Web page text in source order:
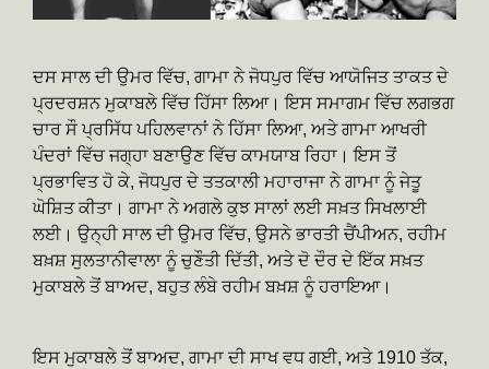
ਦਸ ਸਾਲ ਦੀ ਉਮਰ ਵਿੱਚ, ਗਾਮਾ ਨੇ ਜੋਧਪੁਰ ਵਿੱਚ ਆਯੋਜਿਤ ਤਾਕਤ ਦੇ
ਪ੍ਰਦਰਸ਼ਨ ਮੁਕਾਬਲੇ ਵਿੱਚ ਹਿੱਸਾ ਲਿਆ। ਇਸ ਸਮਾਗਮ ਵਿੱਚ ਲਗਭਗ
ਚਾਰ ਸੌ ਪ੍ਰਸਿੱਧ ਪਹਿਲਵਾਨਾਂ ਨੇ ਹਿੱਸਾ ਲਿਆ, ਅਤੇ ਗਾਮਾ ਆਖਰੀ
ਪੰਦਰਾਂ ਵਿੱਚ ਜਗ੍ਹਾ ਬਣਾਉਣ ਵਿੱਚ ਕਾਮਯਾਬ ਰਿਹਾ। ਇਸ ਤੋਂ
ਪ੍ਰਭਾਵਿਤ ਹੋ ਕੇ, ਜੋਧਪੁਰ ਦੇ ਤਤਕਾਲੀ ਮਹਾਰਾਜਾ ਨੇ ਗਾਮਾ ਨੂੰ ਜੇਤੂ
ਘੋਸ਼ਿਤ ਕੀਤਾ। ਗਾਮਾ ਨੇ ਅਗਲੇ ਕੁਝ ਸਾਲਾਂ ਲਈ ਸਖ਼ਤ ਸਿਖਲਾਈ
ਲਈ। ਉਨ੍ਹੀ ਸਾਲ ਦੀ ਉਮਰ ਵਿੱਚ, ਉਸਨੇ ਭਾਰਤੀ ਚੈਂਪੀਅਨ, ਰਹੀਮ
ਬਖ਼ਸ਼ ਸੁਲਤਾਨੀਵਾਲਾ ਨੂੰ ਚੁਣੌਤੀ ਦਿੱਤੀ, ਅਤੇ ਦੋ ਦੌਰ ਦੇ ਇੱਕ ਸਖ਼ਤ
ਮੁਕਾਬਲੇ ਤੋਂ ਬਾਅਦ, ਬਹੁਤ ਲੰਬੇ ਰਹੀਮ ਬਖ਼ਸ਼ ਨੂੰ ਹਰਾਇਆ।
ਇਸ ਮੁਕਾਬਲੇ ਤੋਂ ਬਾਅਦ, ਗਾਮਾ ਦੀ ਸਾਖ ਵਧ ਗਈ, ਅਤੇ 1910 ਤੱਕ,